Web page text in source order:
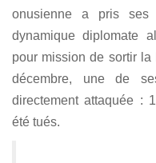
onusienne a pris
dynamique diplomate
pour mission de sortir
décembre, une de
directement attaquée :
été tués.